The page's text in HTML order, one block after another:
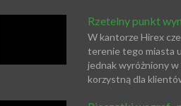
Rzetelny punkt
W kantorze Hirex
terenie tego miasta
jednak wyróżniony
korzystną dla